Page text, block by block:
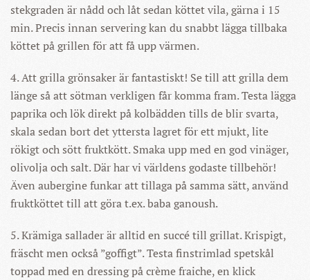
stekgraden är nådd och låt sedan köttet vila, gärna i 15
min. Precis innan servering kan du snabbt lägga tillbaka
köttet på grillen för att få upp värmen.
4. Att grilla grönsaker är fantastiskt! Se till att grilla dem
länge så att sötman verkligen får komma fram. Testa lägga
paprika och lök direkt på kolbädden tills de blir svarta,
skala sedan bort det yttersta lagret för ett mjukt, lite
rökigt och sött fruktkött. Smaka upp med en god vinäger,
olivolja och salt. Där har vi världens godaste tillbehör!
Även aubergine funkar att tillaga på samma sätt, använd
fruktköttet till att göra t.ex. baba ganoush.
5. Krämiga sallader är alltid en succé till grillat. Krispigt,
fräscht men också ”goffigt”. Testa finstrimlad spetskål
toppad med en dressing på crème fraiche, en klick